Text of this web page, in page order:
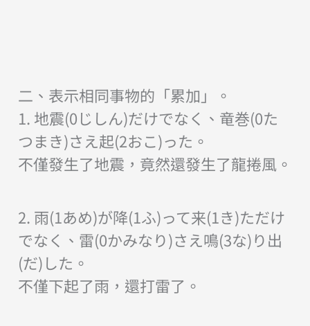
二、表示相同事物的「累加」。
1. 地震(0じしん)だけでなく、竜巻(0た
つまき)さえ起(2おこ)った。
不僅發生了地震，竟然還發生了龍捲風。
2. 雨(1あめ)が降(1ふ)って来(1き)ただけ
でなく、雷(0かみなり)さえ鳴(3な)り出
(だ)した。
不僅下起了雨，還打雷了。